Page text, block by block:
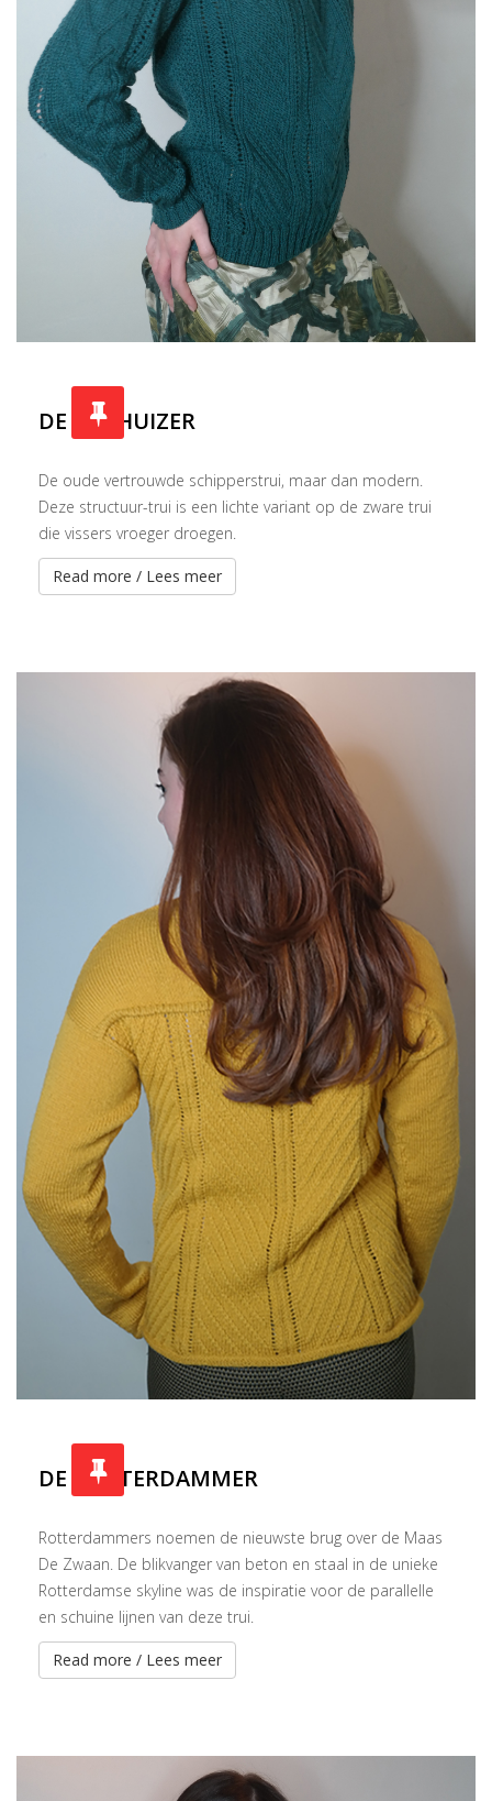
DE ENKHUIZER
De oude vertrouwde schipperstrui, maar dan modern.
Deze structuur-trui is een lichte variant op de zware trui
die vissers vroeger droegen.
Read more / Lees meer
DE ROTTERDAMMER
Rotterdammers noemen de nieuwste brug over de Maas
De Zwaan. De blikvanger van beton en staal in de unieke
Rotterdamse skyline was de inspiratie voor de parallelle
en schuine lijnen van deze trui.
Read more / Lees meer